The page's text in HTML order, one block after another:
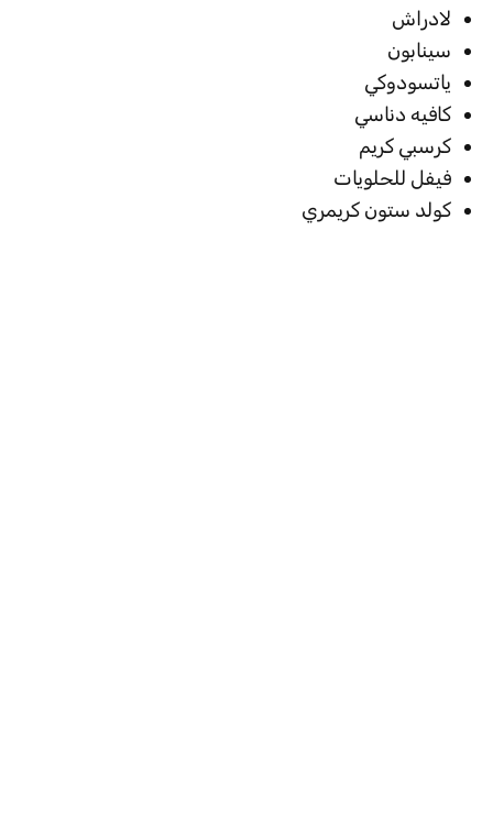
لادراش
سينابون
ياتسودوكي
كافيه دناسي
كرسبي كريم
فيفل للحلويات
كولد ستون كريمري